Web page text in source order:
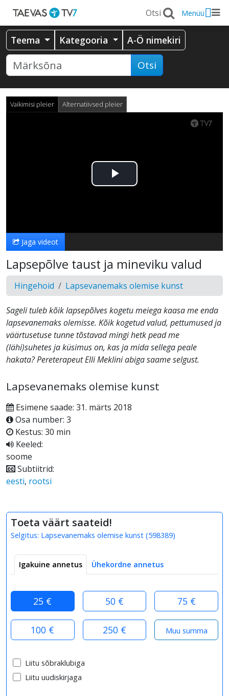
Menüü
Teema Kategooria A-Ö nimekiri
Otsi
Vaikimisi pleier Alternatiivsed pleier
Esita
Jaga videot
Lapsepõlve taust ja mineviku valud
Hingehoid Lapsevanemaks olemise kunst
Sageli tuleb kõik lapsepõlves kogetu meiega kaasa me enda
lapsevanemaks olemisse. Kõik kogetud valud, pettumused ja
väärtusetuse tunne tõstavad mingi hetk pead me
(lähi)suhetes ja küsimus on, kas ja mida sellega peale
hakata? Pereterapeut Elli Meklini abiga saame selgust.
Lapsevanemaks olemise kunst
Esimene saade: 31. märts 2018
Osa number: 3
Kestus: 30 min
Keeled:
soome
Subtiitrid:
eesti, rootsi
Toeta väärt saateid!
Selgitus: Lapsevanemaks olemise kunst (598389)
Igakuine annetus Ühekordne annetus
25 € 50 € 75 €
100 € 250 €
Liitu sõbraklubiga
Liitu uudiskirjaga